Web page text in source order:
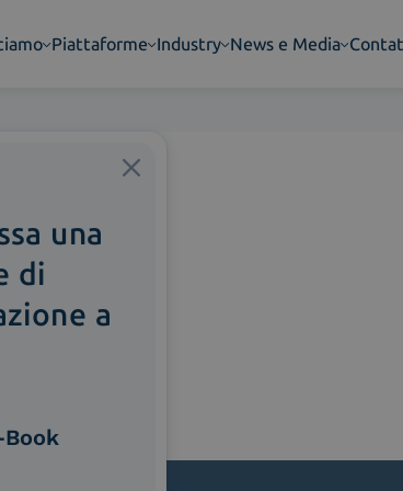
Piattaforme Industry News e Media
una
di
a